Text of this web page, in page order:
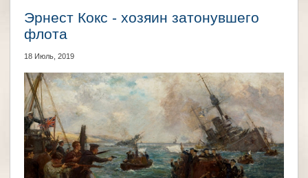
Эрнест Кокс - хозяин затонувшего
флота
18 Июль, 2019